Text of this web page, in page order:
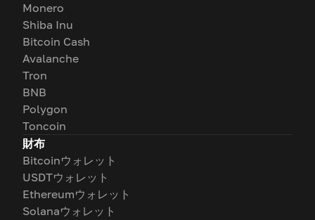
Monero
Shiba Inu
Bitcoin Cash
Avalanche
Tron
BNB
Polygon
Toncoin
財布
Bitcoinウォレット
USDTウォレット
Ethereumウォレット
Solanaウォレット